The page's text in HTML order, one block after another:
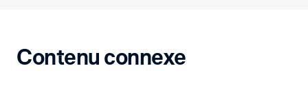
Contenu connexe